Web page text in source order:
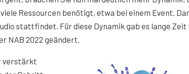
Ressourcen benötigt, etwa bei einem Event.
stattfindet. Für diese Dynamik gab es lange Zeit
NAB 2022 geändert.
verstärkt